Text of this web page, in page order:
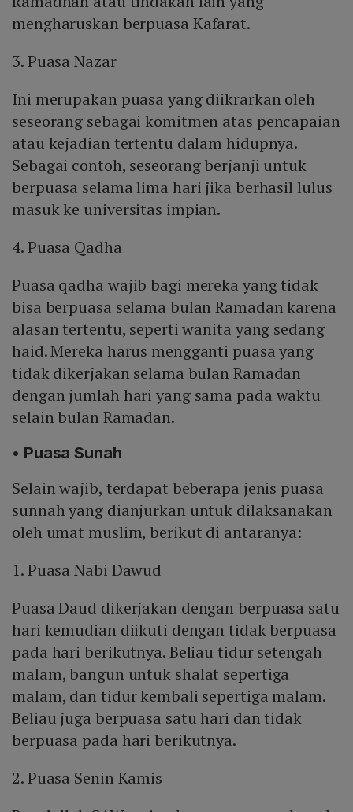
mengharuskan berpuasa Kafarat.
3. Puasa Nazar
Ini merupakan puasa yang diikrarkan oleh
seseorang sebagai komitmen atas pencapaian
atau kejadian tertentu dalam hidupnya.
Sebagai contoh, seseorang berjanji untuk
berpuasa selama lima hari jika berhasil lulus
masuk ke universitas impian.
4. Puasa Qadha
Puasa qadha wajib bagi mereka yang tidak
bisa berpuasa selama bulan Ramadan karena
alasan tertentu, seperti wanita yang sedang
haid. Mereka harus mengganti puasa yang
tidak dikerjakan selama bulan Ramadan
dengan jumlah hari yang sama pada waktu
selain bulan Ramadan.
• Puasa Sunah
Selain wajib, terdapat beberapa jenis puasa
sunnah yang dianjurkan untuk dilaksanakan
oleh umat muslim, berikut di antaranya:
1. Puasa Nabi Dawud
Puasa Daud dikerjakan dengan berpuasa satu
hari kemudian diikuti dengan tidak berpuasa
pada hari berikutnya. Beliau tidur setengah
malam, bangun untuk shalat sepertiga
malam, dan tidur kembali sepertiga malam.
Beliau juga berpuasa satu hari dan tidak
berpuasa pada hari berikutnya.
2. Puasa Senin Kamis